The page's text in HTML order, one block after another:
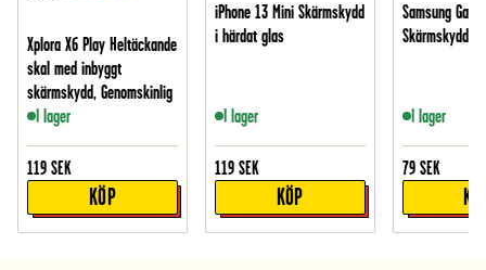
Xplora X6 Play Heltäckande
skal med inbyggt
skärmskydd, Genomskinlig
I lager
119 SEK
KÖP
iPhone 13 Mini Skärmskydd
i härdat glas
I lager
119 SEK
KÖP
Samsung
Skärmskydd -
I lager
79 SEK